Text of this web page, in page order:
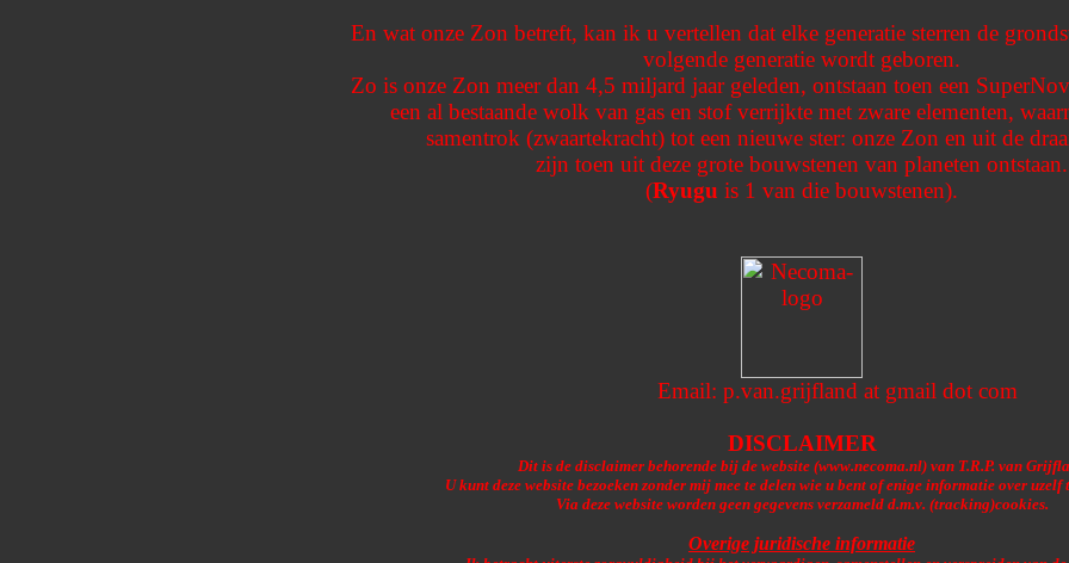
En wat onze Zon betreft, kan ik u vertellen dat elke generatie sterren de
volgende generatie wordt geboren.
Zo is onze Zon meer dan 4,5 miljard jaar geleden, ontstaan toen een
een al bestaande wolk van gas en stof verrijkte met zware elementen,
samentrok (zwaartekracht) tot een nieuwe ster: onze Zon en uit de
zijn toen uit deze grote bouwstenen van planeten ontstaan.
(Ryugu is 1 van die bouwstenen).
Email: p.van.grijfland at gmail dot com
DISCLAIMER
Dit is de disclaimer behorende bij de website (www.necoma.nl) van T.R.P. van
U kunt deze website bezoeken zonder mij mee te delen wie u bent of enige informatie over uzelf
Via deze website worden geen gegevens verzameld d.m.v. (tracking)cookies.
Overige juridische informatie